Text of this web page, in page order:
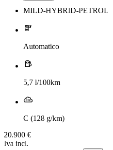
MILD-HYBRID-PETROL
Automatico
5,7 l/100km
C (128 g/km)
20.900 €
Iva incl.